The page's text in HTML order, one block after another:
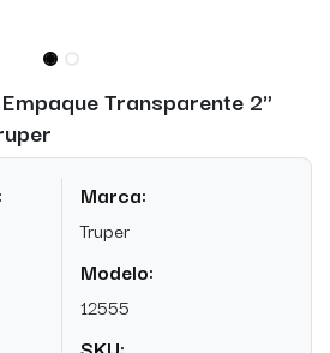
Transparente 2"
Marca:
Truper
Modelo:
12555